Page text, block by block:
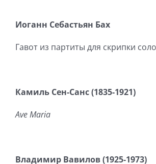
Иоганн Себастьян Бах
Гавот из партиты для скрипки
Камиль Сен-Санс (1835-1921)
AveMaria
Владимир Вавилов (1925-1973)